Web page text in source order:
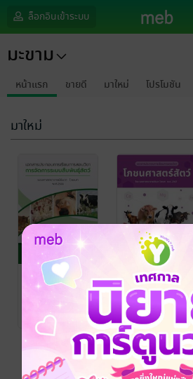
ล็อกอินเข้าระบบ
มะขาม
หน้าแรก ขายดี มาใหม่ โปรโมชัน
มาใหม่
การจัดการ
ระบบสืบพันธุ์
สัตว์
รศ ธันวา ไวยบท
สัตว์เลี้ยง
No Rating
โภชนาศาสตร์
สัตว์
รศ ธันวา ไวยบท/
มะขาม
สัตว์เลี้ยง
No Rating